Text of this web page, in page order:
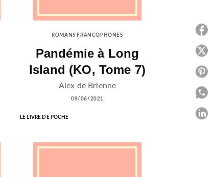
ROMANS FRANCOPHONES
Pandémie à Long
Island (KO, Tome 7)
Alex de Brienne
09/06/2021
LE LIVRE DE POCHE